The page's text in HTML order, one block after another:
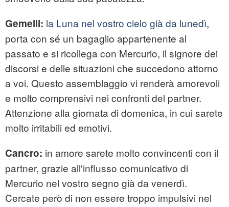
Gemelli: la Luna nel vostro cielo già da lunedì,
porta con sé un bagaglio appartenente al
passato e si ricollega con Mercurio, il signore dei
discorsi e delle situazioni che succedono attorno
a voi. Questo assemblaggio vi renderà amorevoli
e molto comprensivi nei confronti del partner.
Attenzione alla giornata di domenica, in cui sarete
molto irritabili ed emotivi.
Cancro: in amore sarete molto convincenti con il
partner, grazie all'influsso comunicativo di
Mercurio nel vostro segno già da venerdì.
Cercate però di non essere troppo impulsivi nel